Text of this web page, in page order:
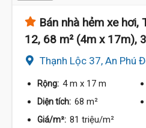
Bán nhà hẻm xe hơi,
12, 68 m² (4m x 17m),
Thạnh Lộc 37, An Phú
Rộng: 4 m x 17 m
Diện tích: 68 m²
Giá/m²: 81 triệu/m²